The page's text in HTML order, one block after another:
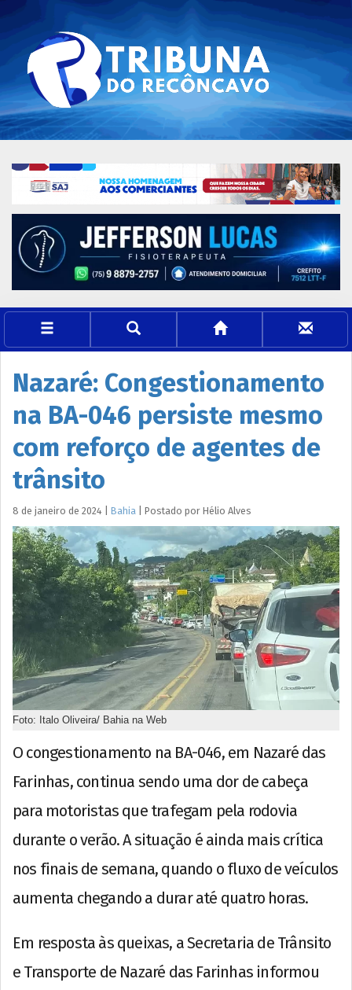
Nazaré: Congestionamento
na BA-046 persiste mesmo
com reforço de agentes de
trânsito
8 de janeiro de 2024 Bahia Postado por Hélio Alves
Foto: Italo Oliveira/ Bahia na Web
O congestionamento na BA-046, em Nazaré das
Farinhas, continua sendo uma dor de cabeça
para motoristas que trafegam pela rodovia
durante o verão. A situação é ainda mais crítica
nos finais de semana, quando o fluxo de veículos
aumenta chegando a durar até quatro horas.
Em resposta às queixas, a Secretaria de Trânsito
e Transporte de Nazaré das Farinhas informou